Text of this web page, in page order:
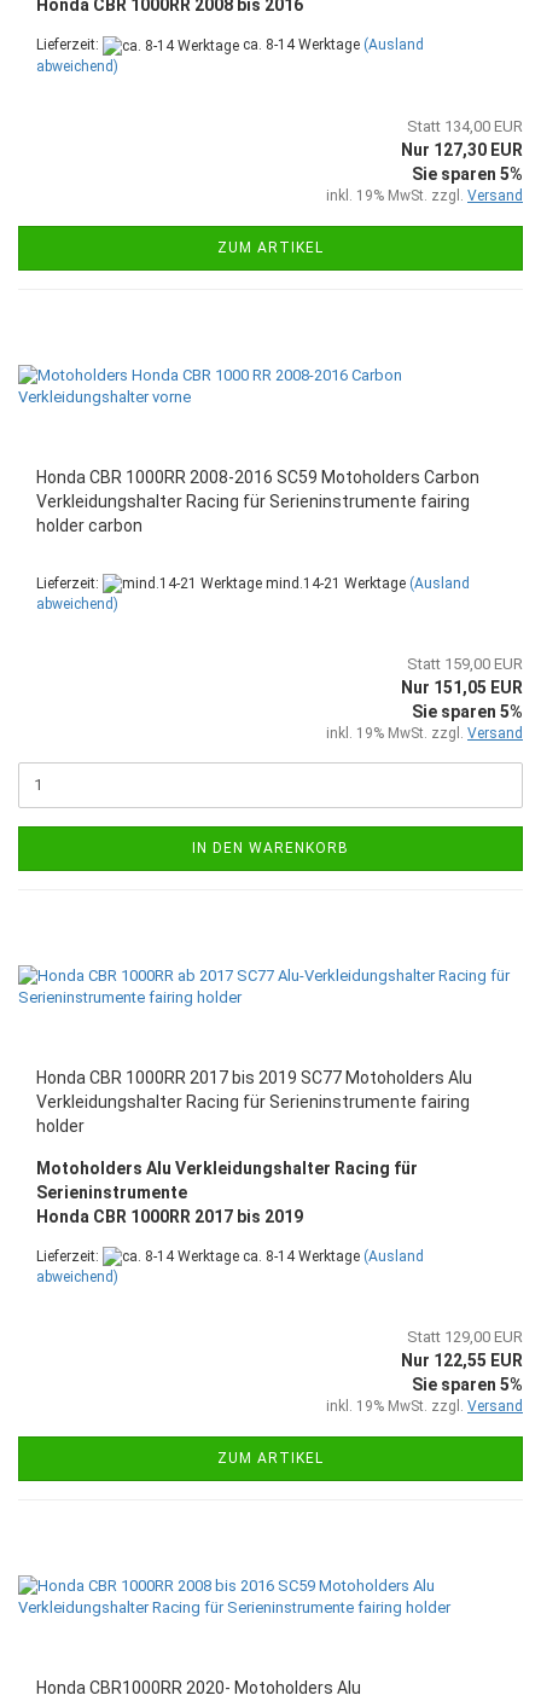
Honda CBR 1000RR 2008 bis 2016
Lieferzeit: ca. 8-14 Werktage (Ausland
abweichend)
Statt 134,00 EUR
Nur 127,30 EUR
Sie sparen 5%
inkl. 19% MwSt. zzgl. Versand
ZUM ARTIKEL
Honda CBR 1000RR 2008-2016 SC59 Motoholders Carbon
Verkleidungshalter Racing für Serieninstrumente fairing
holder carbon
Lieferzeit: mind.14-21 Werktage (Ausland
abweichend)
Statt 159,00 EUR
Nur 151,05 EUR
Sie sparen 5%
inkl. 19% MwSt. zzgl. Versand
IN DEN WARENKORB
Honda CBR 1000RR 2017 bis 2019 SC77 Motoholders Alu
Verkleidungshalter Racing für Serieninstrumente fairing
holder
Motoholders Alu Verkleidungshalter Racing für
Serieninstrumente
Honda CBR 1000RR 2017 bis 2019
Lieferzeit: ca. 8-14 Werktage (Ausland
abweichend)
Statt 129,00 EUR
Nur 122,55 EUR
Sie sparen 5%
inkl. 19% MwSt. zzgl. Versand
ZUM ARTIKEL
Honda CBR1000RR 2020- Motoholders Alu